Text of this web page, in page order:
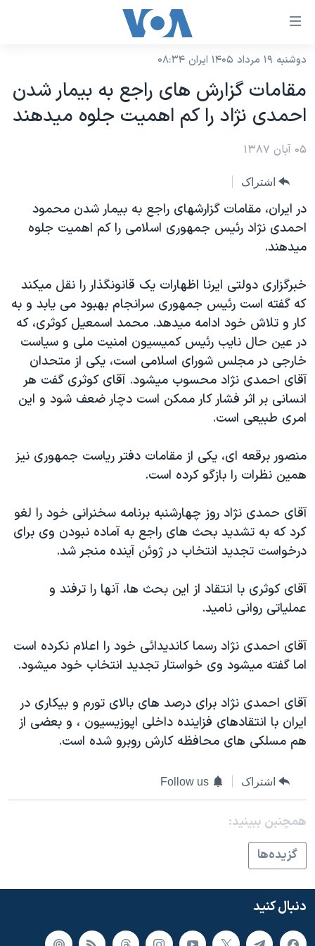
لینکهای
دسترسی
جهش
به
محتوای
اصلی
جهش
صفحه
اصلی
جهش
به
جستجو
نسخه سبک وب‌سایت
موضوع ها
ایران
آمریکا
جهان
ورزشی
گزیده‌ها
ویژه برنامه‌ها
ویدیوها
فرهنگ و زندگی
حقوق شهروندی
اقتصادی
علم و فناوری
گالری عکس
آرشیو پخش زنده
برنامه های تلویزیونی
جدول برنامه ها
صفحه‌های ویژه
جام جهانی ۲۰۲۶
عملیات خشم حماسی
۲۵۰سالگی آمریکا
بایگانی برنامه‌های تلویزیونی
مستندها
انتخابات ریاست جمهوری آمریکا ۲۰۲۴
حمله جمهوری اسلامی به اسرائیل
رمز مهسا
اعتراضات زن، زندگی، آزادی
مجموعه مستندهای دادخواهی
تریبونال مردمی آبان ۹۸
دادگاه حمید نوری
چهل سال گروگان‌گیری
قانون شفافیت دارائی کادر رهبری ایران
اعتراضات مردمی آبان ۹۸
نرگس محمدی برنده جایزه نوبل صلح
صفحه‌های ویژه
سفر پرزیدنت ترامپ به چین
فرکانس‌های صدای آمریکا
پخش رادیویی
یادگیری زبان انگلیسی
دنبال کنید
زبانهای مختلف
دوشنبه ۱۹ مرداد ۱۴۰۵ ایران ۰۸:۳۴
مقامات گزارش های راجع به بيمار شدن
احمدی نژاد را کم اهميت جلوه ميدهند
۰۵ آبان ۱۳۸۷
اشتراک
در ايران، مقامات گزارشهای راجع به بيمار شدن محمود
احمدی نژاد رئيس جمهوری اسلامی را کم اهميت جلوه
ميدهند.
خبرگزاری دولتی ايرنا اظهارات يک قانونگذار را نقل ميکند
که گفته است رئيس جمهوری سرانجام بهبود می يابد و به
کار و تلاش خود ادامه ميدهد. محمد اسمعيل کوثری، که
در عين حال نايب رئيس کميسيون امنيت ملی و سياست
خارجی در مجلس شورای اسلامی است، يکی از متحدان
آقای احمدی نژاد محسوب ميشود. آقای کوثری گفت هر
انسانی بر اثر فشار کار ممکن است دچار ضعف شود و اين
امری طبيعی است.
منصور برقعه ای، يکی از مقامات دفتر رياست جمهوری نيز
همين نظرات را بازگو کرده است.
آقای حمدی نژاد روز چهارشنبه برنامه سخنرانی خود را لغو
کرد که به تشديد بحث های راجع به آماده نبودن وی برای
درخواست تجديد انتخاب در ژوئن آينده منجر شد.
آقای کوثری با انتقاد از اين بحث ها، آنها را ترفند و
عملياتی روانی ناميد.
آقای احمدی نژاد رسما کانديدائی خود را اعلام نکرده است
اما گفته ميشود وی خواستار تجديد انتخاب خود ميشود.
آقای احمدی نژاد برای درصد های بالای تورم و بيکاری در
ايران با انتقادهای فزاينده داخلی اپوزيسيون ، و بعضی از
هم مسلکی های محافظه کارش روبرو شده است.
اشتراک Follow us
همچنبن ببینید:
گزيده‌ها
دنبال کنید